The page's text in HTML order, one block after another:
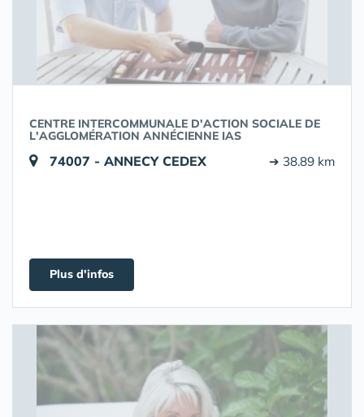
CENTRE INTERCOMMUNALE D'ACTION SOCIALE DE
L'AGGLOMÉRATION ANNÉCIENNE IAS
74007 - ANNECY CEDEX ➔ 38.89 km
Plus d'infos